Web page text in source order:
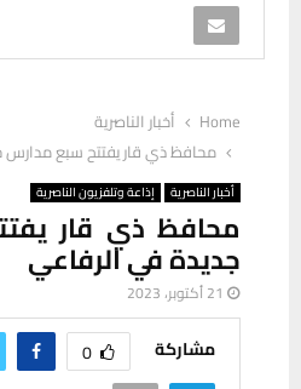
Home
أخبار الناصرية
محافظ ذي قار يفتتح سبع مدارس
أخبار الناصرية إذاعة وتلفزيون الناصرية
محافظ ذي قار
جديدة في الرفاعي
21 أكتوبر، 2023
مشاركة 0